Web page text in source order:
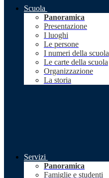
Scuola
Panoramica
Presentazione
I luoghi
Le persone
I numeri della scuola
Le carte della scuola
Organizzazione
La storia
Servizi
Panoramica
Famiglie e studenti